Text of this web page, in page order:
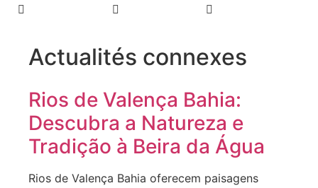
Actualités connexes
Rios de Valença Bahia:
Descubra a Natureza e
Tradição à Beira da Água
Rios de Valença Bahia oferecem paisagens